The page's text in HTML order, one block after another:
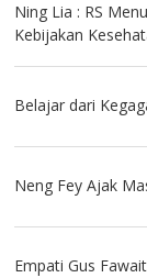
Ning Lia : RS
Kebijakan
Belajar dari
Neng Fey Ajak
Empati Gus